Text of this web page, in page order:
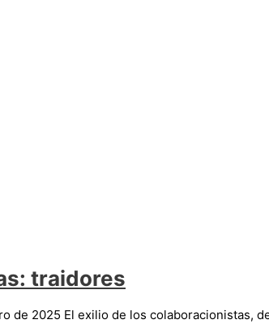
traidores
de 2025 El exilio de los colaboracionistas,